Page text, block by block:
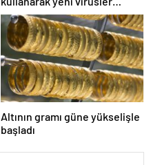
tasarladı
Altının gramı güne yükselişle
başladı